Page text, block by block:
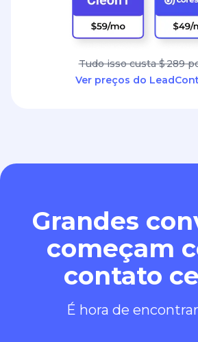
Tudo isso custa $ 289
Ver preços do
Grandes
começam
contato
É hora de